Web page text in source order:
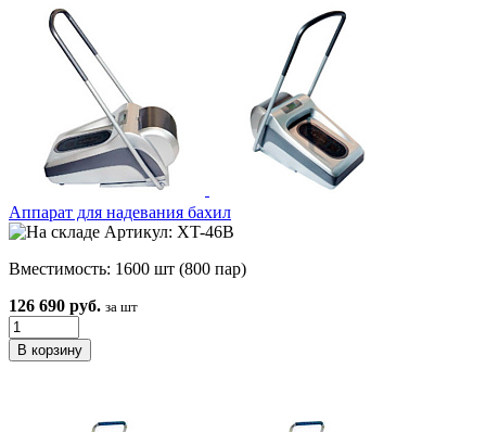
Аппарат для надевания бахил
Артикул: XT-46B
Вместимость: 1600 шт (800 пар)
126 690 руб. за шт